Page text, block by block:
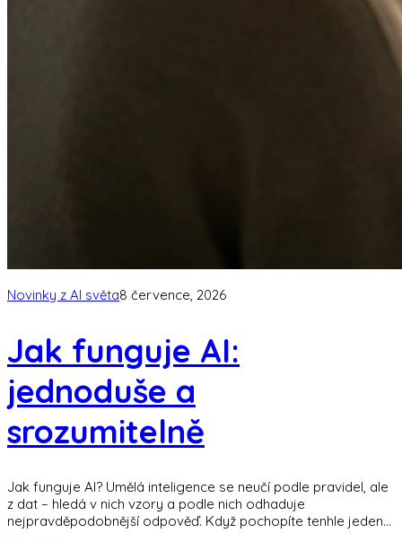
Novinky z AI světa8 července, 2026
Jak funguje AI:
jednoduše a
srozumitelně
Jak funguje AI? Umělá inteligence se neučí podle pravidel, ale
z dat – hledá v nich vzory a podle nich odhaduje
nejpravděpodobnější odpověď. Když pochopíte tenhle jeden